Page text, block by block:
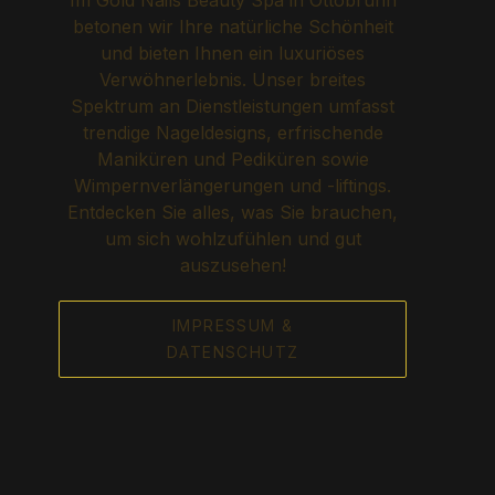
betonen wir Ihre natürliche Schönheit
und bieten Ihnen ein luxuriöses
Verwöhnerlebnis. Unser breites
Spektrum an Dienstleistungen umfasst
trendige Nageldesigns, erfrischende
Maniküren und Pediküren sowie
Wimpernverlängerungen und -liftings.
Entdecken Sie alles, was Sie brauchen,
um sich wohlzufühlen und gut
auszusehen!
IMPRESSUM &
DATENSCHUTZ